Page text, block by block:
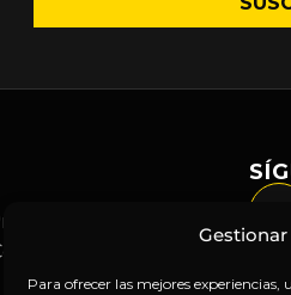
Para ofrecer las mejores